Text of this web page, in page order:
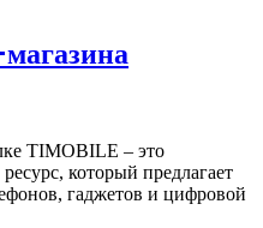
TIMOBILE – это
который предлагает
гаджетов и цифровой